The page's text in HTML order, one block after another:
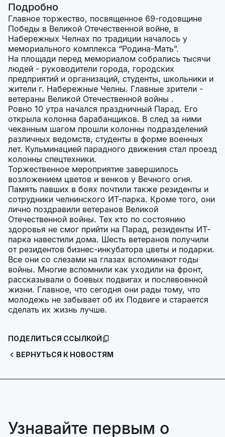
Подробно
Главное торжество, посвященное 69-годовщине
Победы в Великой Отечественной войне, в
Набережных Челнах по традиции началось у
мемориального комплекса “Родина-Мать”.
На площади перед мемориалом собрались тысячи
людей - руководители города, городских
предприятий и организаций, студенты, школьники и
жители г. Набережные Челны. Главные зрители -
ветераны Великой Отечественной войны .
Ровно 10 утра начался праздничный Парад. Его
открыла колонна барабанщиков. В след за ними
чеканным шагом прошли колонны подразделений
различных ведомств, студенты в форме военных
лет. Кульминацией парадного движения стал проезд
колонны спецтехники.
Торжественное мероприятие завершилось
возложением цветов и венков у Вечного огня.
Память павших в боях почтили также резиденты и
сотрудники челнинского ИТ-парка. Кроме того, они
лично поздравили ветеранов Великой
Отечественной войны. Тех кто по состоянию
здоровья не смог прийти на Парад, резиденты ИТ-
парка навестили дома. Шесть ветеранов получили
от резидентов бизнес-инкубатора цветы и подарки.
Все они со слезами на глазах вспоминают годы
войны. Многие вспомнили как уходили на фронт,
рассказывали о боевых подвигах и послевоенной
жизни. Главное, что сегодня они рады тому, что
молодежь не забывает об их Подвиге и старается
сделать их жизнь лучше.
ВЕРНУТЬСЯ К НОВОСТЯМ
ПОДЕЛИТЬСЯ ССЫЛКОЙ
Узнавайте первым о